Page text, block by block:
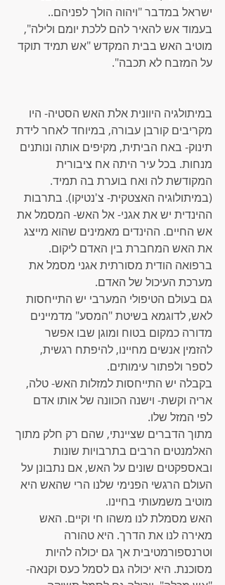
ישראל במדבר "ויהוה הולך לפניהם..
בעמוד אש להאיר להם ללכת יומם ולילה",
מוטיב האש בבית המקדש "אש תמיד תוקד
על המזבח לא תכבה".
במיתולגיה היוונית אלת האש הסטיה- היו
מקריבים קורבן עבורה, במיוחד לאחר לידת
תינוק- באח הביתית, מקיפים אותה ונותנים
מנחות. בכל עיר היתה אח ציבורית
המקודשת לה ואח בוערת בה תמיד.
(במיתולוגיה האצטקית- צ'נטיקו). בתרבות
ההינדית יש את אגני- אל האש- המסמל את
אש החיים. ההינדים מאמינים שהוא מייצג
את האש המחברת בין האדם ליקום.
ברפואה הודית מסורתית אגני מסמל את
מערכת העיכול של האדם.
גם בעולם הטיפולי המערבי יש התייחסות
לאש, לדוגמא בשיטת "המסע" מדמיינים
מדורה כמקום בטוח ומוגן שבו אפשר
להזמין אנשים מחיינו, להיפתח רגשית,
לספר ולפתור עימותים.
בקבלה יש התייחסות למזלות האש- טלה,
אריה וקשת- וישנה הכוונה של אותו אדם
לפי המזל שלו.
מתוך הדברים שציינתי, שהם רק חלק מתוך
האלמנטים הרבים בתרבויות שונות
ובאספקטים שונים על האש, אם נתבונן על
העולם הרגשי הפנימי שלנו הרי שהאש היא
מוטיב משמעותי בחיינו.
האש מסמלת לנו משהו חי וקיים. האש
מאירה לנו את הדרך. היא טהורה
וטרנספורמטיבית אך גם יכולה להיות
מסוכנת. היא יכולה גם לסמל כעס וקנאה-